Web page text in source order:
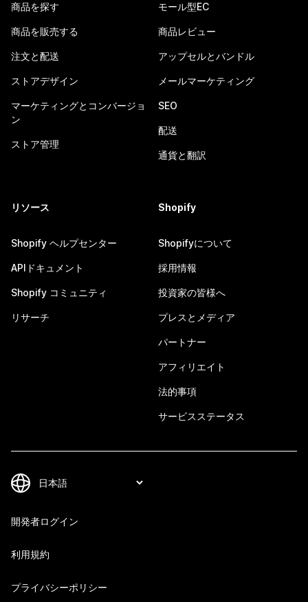
商品を探す
商品を販売する
注文と配送
ストアデザイン
マーケティングとコンバージョ
ン
ストア管理
モール型EC
商品レビュー
アップセルとバンドル
メールマーケティング
SEO
配送
通貨と翻訳
リソース
Shopify ヘルプセンター
APIドキュメント
Shopify コミュニティ
リサーチ
Shopify
Shopifyについて
採用情報
投資家の皆様へ
プレスとメディア
パートナー
アフィリエイト
法的事項
サービスステータス
開発者ログイン
利用規約
プライバシーポリシー